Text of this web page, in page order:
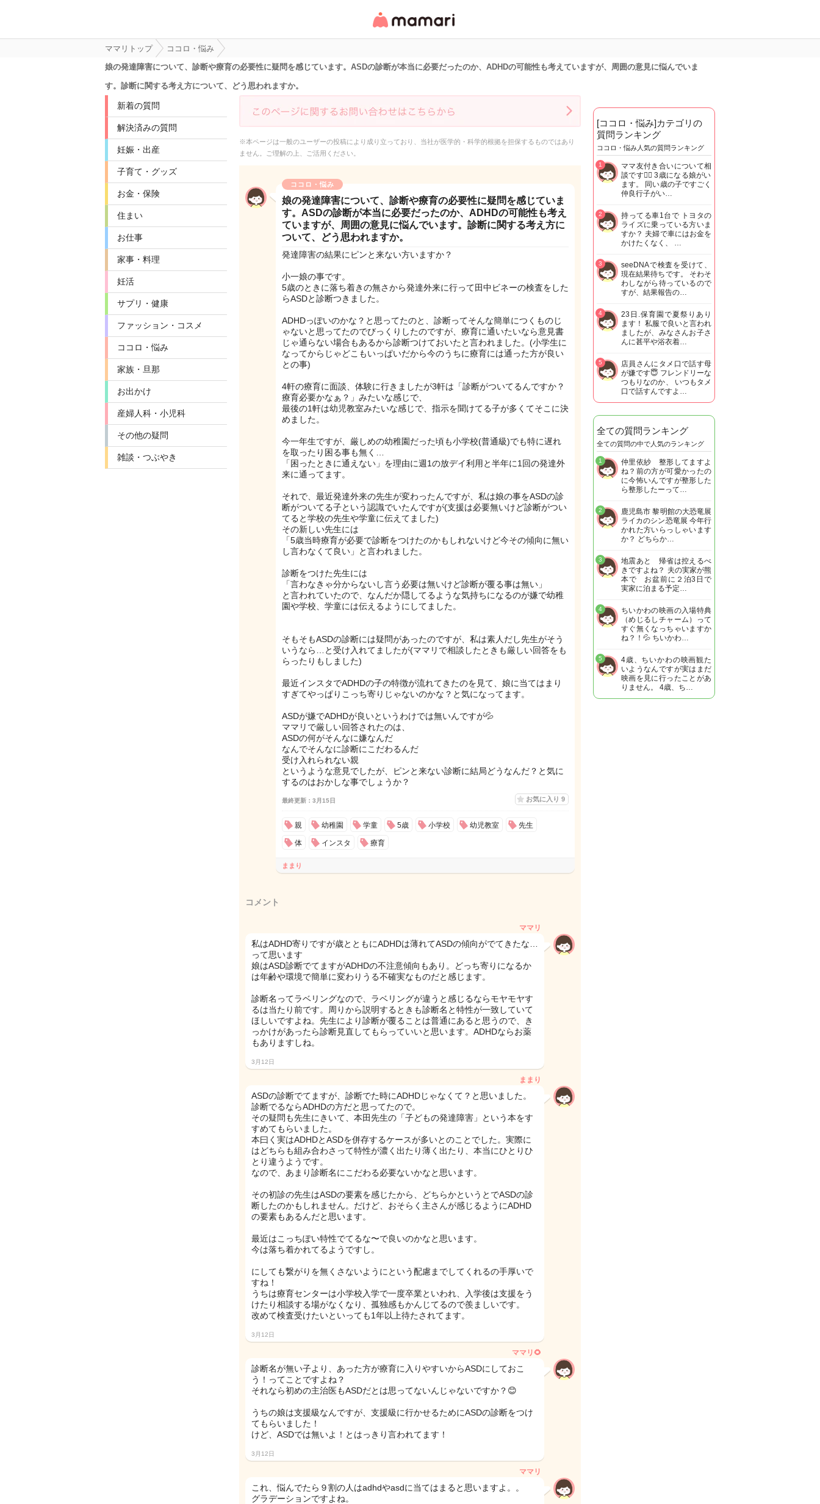
リ・情報サイト
ママリトップ
ココロ・悩み
娘の発達障害について、診断や療育の必要性に疑問を感じています。ASDの診断が本当に必要だったのか、ADHDの可能性も考えていますが、周囲の意見に悩んでいま
す。診断に関する考え方について、どう思われますか。
新着の質問
解決済みの質問
妊娠・出産
子育て・グッズ
お金・保険
住まい
お仕事
家事・料理
妊活
サプリ・健康
ファッション・コスメ
ココロ・悩み
家族・旦那
お出かけ
産婦人科・小児科
その他の疑問
雑談・つぶやき
※本ページは一般のユーザーの投稿により成り立っており、当社が医学的・科学的根拠を担保するものではあり
ません。ご理解の上、ご活用ください。
ココロ・悩み
娘の発達障害について、診断や療育の必要性に疑問を感じていま
す。ASDの診断が本当に必要だったのか、ADHDの可能性も考え
ていますが、周囲の意見に悩んでいます。診断に関する考え方に
ついて、どう思われますか。
発達障害の結果にピンと来ない方いますか？
小一娘の事です。
5歳のときに落ち着きの無さから発達外来に行って田中ビネーの検査をした
らASDと診断つきました。
ADHDっぽいのかな？と思ってたのと、診断ってそんな簡単につくものじ
ゃないと思ってたのでびっくりしたのですが、療育に通いたいなら意見書
じゃ通らない場合もあるから診断つけておいたと言われました。(小学生に
なってからじゃどこもいっぱいだから今のうちに療育には通った方が良い
との事)
4軒の療育に面談、体験に行きましたが3軒は「診断がついてるんですか？
療育必要かなぁ？」みたいな感じで、
最後の1軒は幼児教室みたいな感じで、指示を聞けてる子が多くてそこに決
めました。
今一年生ですが、厳しめの幼稚園だった頃も小学校(普通級)でも特に遅れ
を取ったり困る事も無く…
「困ったときに通えない」を理由に週1の放デイ利用と半年に1回の発達外
来に通ってます。
それで、最近発達外来の先生が変わったんですが、私は娘の事をASDの診
断がついてる子という認識でいたんですが(支援は必要無いけど診断がつい
てると学校の先生や学童に伝えてました)
その新しい先生には
「5歳当時療育が必要で診断をつけたのかもしれないけど今その傾向に無い
し言わなくて良い」と言われました。
診断をつけた先生には
「言わなきゃ分からないし言う必要は無いけど診断が覆る事は無い」
と言われていたので、なんだか隠してるような気持ちになるのが嫌で幼稚
園や学校、学童には伝えるようにしてました。
そもそもASDの診断には疑問があったのですが、私は素人だし先生がそう
いうなら…と受け入れてましたが(ママリで相談したときも厳しい回答をも
らったりもしました)
最近インスタでADHDの子の特徴が流れてきたのを見て、娘に当てはまり
すぎてやっぱりこっち寄りじゃないのかな？と気になってます。
ASDが嫌でADHDが良いというわけでは無いんですが💦
ママリで厳しい回答されたのは、
ASDの何がそんなに嫌なんだ
なんでそんなに診断にこだわるんだ
受け入れられない親
というような意見でしたが、ピンと来ない診断に結局どうなんだ？と気に
するのはおかしな事でしょうか？
最終更新：3月15日 お気に入り 9
親 幼稚園 学童 5歳 小学校 幼児教室 先生
体 インスタ 療育
ままり
コメント
ママリ
私はADHD寄りですが歳とともにADHDは薄れてASDの傾向がでてきたな…
って思います
娘はASD診断でてますがADHDの不注意傾向もあり。どっち寄りになるか
は年齢や環境で簡単に変わりうる不確実なものだと感じます。
診断名ってラベリングなので、ラベリングが違うと感じるならモヤモヤす
るは当たり前です。周りから説明するときも診断名と特性が一致していて
ほしいですよね。先生により診断が覆ることは普通にあると思うので、き
っかけがあったら診断見直してもらっていいと思います。ADHDならお薬
もありますしね。
3月12日
ままり
ASDの診断でてますが、診断でた時にADHDじゃなくて？と思いました。
診断でるならADHDの方だと思ってたので。
その疑問も先生にきいて、本田先生の「子どもの発達障害」という本をす
すめてもらいました。
本曰く実はADHDとASDを併存するケースが多いとのことでした。実際に
はどちらも組み合わさって特性が濃く出たり薄く出たり、本当にひとりひ
とり違うようです。
なので、あまり診断名にこだわる必要ないかなと思います。
その初診の先生はASDの要素を感じたから、どちらかというとでASDの診
断したのかもしれません。だけど、おそらく主さんが感じるようにADHD
の要素もあるんだと思います。
最近はこっちぽい特性でてるな〜で良いのかなと思います。
今は落ち着かれてるようですし。
にしても繋がりを無くさないようにという配慮までしてくれるの手厚いで
すね！
うちは療育センターは小学校入学で一度卒業といわれ、入学後は支援をう
けたり相談する場がなくなり、孤独感もかんじてるので羨ましいです。
改めて検査受けたいといっても1年以上待たされてます。
3月12日
ママリ🌻
診断名が無い子より、あった方が療育に入りやすいからASDにしておこ
う！ってことですよね？
それなら初めの主治医もASDだとは思ってないんじゃないですか？😊
うちの娘は支援級なんですが、支援級に行かせるためにASDの診断をつけ
てもらいました！
けど、ASDでは無いよ！とはっきり言われてます！
3月12日
ママリ
これ、悩んでたら９割の人はadhdやasdに当てはまると思いますよ。。
グラデーションですよね。
[ココロ・悩み]カテゴリの
質問ランキング
ココロ・悩み人気の質問ランキング
ママ友付き合いについて相
談です🙇‍♂️ 3歳になる娘がい
ます。 同い歳の子ですごく
仲良行子がい…
1
持ってる車1台で トヨタの
ライズに乗っている方いま
すか？ 夫婦で車にはお金を
かけたくなく、 …
2
seeDNAで検査を受けて、
現在結果待ちです。 そわそ
わしながら待っているので
すが、結果報告の…
3
23日.保育園で夏祭りあり
ます！ 私服で良いと言われ
ましたが、みなさんお子さ
んに甚平や浴衣着…
4
店員さんにタメ口で話す母
が嫌です😇 フレンドリーな
つもりなのか、 いつもタメ
口で話すんですよ…
5
全ての質問ランキング
全ての質問の中で人気のランキング
仲里依紗 整形してますよ
ね？前の方が可愛かったの
に今怖いんですが整形した
ら整形したーって…
1
鹿児島市 黎明館の大恐竜展
ライカのシン恐竜展 今年行
かれた方いらっしゃいます
か？ どちらか…
2
地震あと 帰省は控えるべ
きですよね？ 夫の実家が熊
本で お盆前に２泊3日で
実家に泊まる予定…
3
ちいかわの映画の入場特典
（めじるしチャーム）って
すぐ無くなっちゃいますか
ね？！💦 ちいかわ…
4
4歳、ちいかわの映画観た
いようなんですが実はまだ
映画を見に行ったことがあ
りません。 4歳、ち…
5